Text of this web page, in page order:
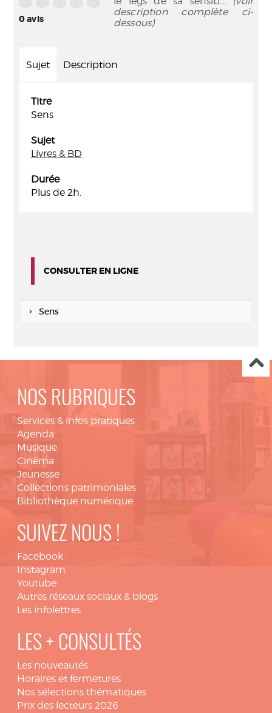
0avis
description complète ci-
dessous)
Sujet Description
Titre
Sens
Sujet
Livres & BD
Durée
Plus de 2h.
CONSULTER EN LIGNE
Sens
NOS RUBRIQUES
Services & infos pratiques
Agenda
Musique
Cinéma
Jeunesse
Collections patrimoniales
Bibliothèque numérique
SUIVEZ NOUS !
Facebook
Instagram
Youtube
Autres réseaux sociaux & blogs
Les infolettres
LES + CONSULTÉS
Les nouveautés
Horaires et fermetures
Nos sélections thématiques
Prix des lecteurs 2026